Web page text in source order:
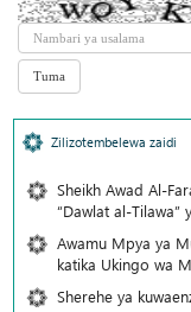
Zilizotembelewa zaidi
Sheikh Awad Al-
“Dawlat al-
Awamu Mpya ya
katika Ukingo wa
Sherehe ya